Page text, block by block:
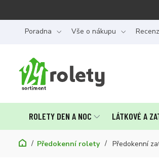
Poradna Vše o nákupu
ROLETY DEN A NOC LÁTKOVÉ A
Předokenní rolety Předokenní